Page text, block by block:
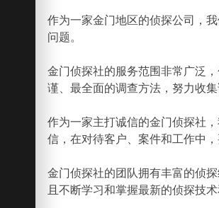
作为一家金门地区的侦探公司，
问题。
金门侦探社的服务范围非常广泛
谨、最全面的调查方法，努力收
作为一家主打诚信的金门侦探社
信，在对待客户、案件和工作中
金门侦探社的团队拥有丰富的侦
且不断学习和掌握最新的侦探技